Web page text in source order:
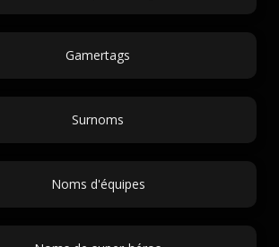
Gamertags
Surnoms
Noms d'équipes